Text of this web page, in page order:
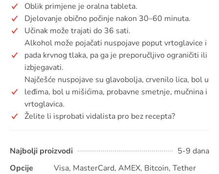
Oblik primjene je oralna tableta.
Djelovanje obično počinje nakon 30–60 minuta.
Učinak može trajati do 36 sati.
Alkohol može pojačati nuspojave poput vrtoglavice i
pada krvnog tlaka, pa ga je preporučljivo ograničiti ili
izbjegavati.
Najčešće nuspojave su glavobolja, crvenilo lica, bol u
leđima, bol u mišićima, probavne smetnje, mučnina i
vrtoglavica.
Želite li isprobati vidalista pro bez recepta?
Najbolji proizvodi
5-9 dana
Opcije
Visa, MasterCard, AMEX, Bitcoin, Tether